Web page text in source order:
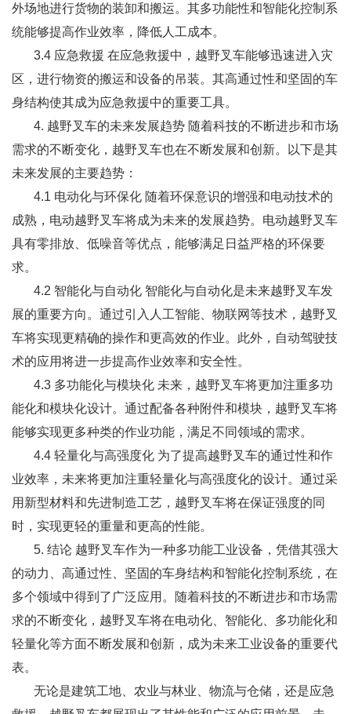
外场地进行货物的装卸和搬运。其多功能性和智能化控制系
统能够提高作业效率，降低人工成本。
3.4 应急救援 在应急救援中，越野叉车能够迅速进入灾
区，进行物资的搬运和设备的吊装。其高通过性和坚固的车
身结构使其成为应急救援中的重要工具。
4. 越野叉车的未来发展趋势 随着科技的不断进步和市场
需求的不断变化，越野叉车也在不断发展和创新。以下是其
未来发展的主要趋势：
4.1 电动化与环保化 随着环保意识的增强和电动技术的
成熟，电动越野叉车将成为未来的发展趋势。电动越野叉车
具有零排放、低噪音等优点，能够满足日益严格的环保要
求。
4.2 智能化与自动化 智能化与自动化是未来越野叉车发
展的重要方向。通过引入人工智能、物联网等技术，越野叉
车将实现更精确的操作和更高效的作业。此外，自动驾驶技
术的应用将进一步提高作业效率和安全性。
4.3 多功能化与模块化 未来，越野叉车将更加注重多功
能化和模块化设计。通过配备各种附件和模块，越野叉车将
能够实现更多种类的作业功能，满足不同领域的需求。
4.4 轻量化与高强度化 为了提高越野叉车的通过性和作
业效率，未来将更加注重轻量化与高强度化的设计。通过采
用新型材料和先进制造工艺，越野叉车将在保证强度的同
时，实现更轻的重量和更高的性能。
5. 结论 越野叉车作为一种多功能工业设备，凭借其强大
的动力、高通过性、坚固的车身结构和智能化控制系统，在
多个领域中得到了广泛应用。随着科技的不断进步和市场需
求的不断变化，越野叉车将在电动化、智能化、多功能化和
轻量化等方面不断发展和创新，成为未来工业设备的重要代
表。
无论是建筑工地、农业与林业、物流与仓储，还是应急